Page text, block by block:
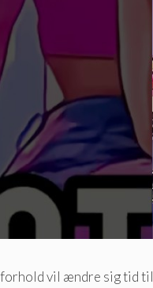
forhold vil ændre sig tid